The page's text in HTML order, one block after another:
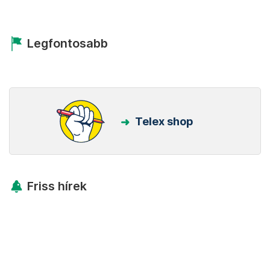
Legfontosabb
Telex shop
Friss hírek